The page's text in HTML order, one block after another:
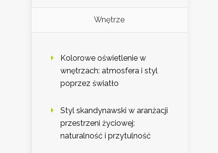
Wnętrze
Kolorowe oświetlenie w
wnętrzach: atmosfera i styl
poprzez światło
Styl skandynawski w aranżacji
przestrzeni życiowej:
naturalność i przytulność